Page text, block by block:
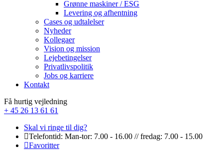
Grønne maskiner / ESG
Levering og afhentning
Cases og udtalelser
Nyheder
Kollegaer
Vision og mission
Lejebetingelser
Privatlivspolitik
Jobs og karriere
Kontakt
Få hurtig vejledning
+ 45 26 13 61 61
Skal vi ringe til dig?
Telefontid: Man-tor: 7.00 - 16.00 // fredag: 7.00 - 15.00
Favoritter